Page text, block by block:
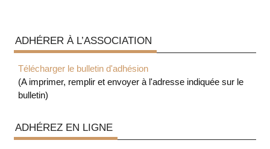
ADHÉRER À L’ASSOCIATION
Télécharger le bulletin d'adhésion
(A imprimer, remplir et envoyer à l'adresse indiquée sur le
bulletin)
ADHÉREZ EN LIGNE